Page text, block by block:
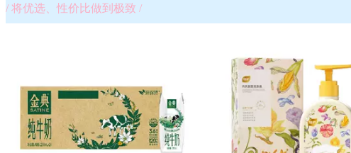
/ 将优选、性价比做到极致 /